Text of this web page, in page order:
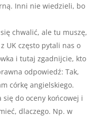
Inni nie wiedzieli, bo
chwalić, ale tu muszę,
UK często pytali nas o
i tutaj zgadnijcie, kto
odpowiedź: Tak,
córkę angielskiego.
do oceny końcowej i
dlaczego. Np. w